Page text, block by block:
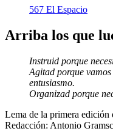
567 El Espacio
Arriba los que
Instruid porque
Agitad porque
entusiasmo.
Organizad porque
Lema de la primera
Redacción: Antonio